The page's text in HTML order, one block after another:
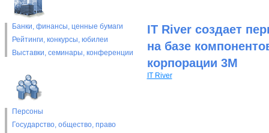
Банки, финансы, ценные бумаги
Рейтинги, конкурсы, юбилеи
Выставки, cеминары, конференции
Персоны
Государство, общество, право
IT River создает
на базе
корпорации 3M
IT River